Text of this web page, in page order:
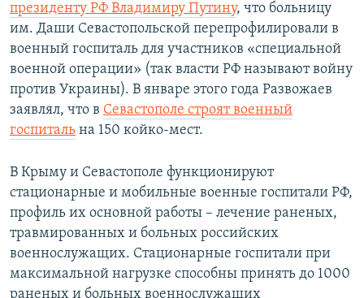
президенту РФ Владимиру Путину, что больницу
им. Даши Севастопольской перепрофилировали в
военный госпиталь для участников «специальной
военной операции» (так власти РФ называют войну
против Украины). В январе этого года Развожаев
заявлял, что в Севастополе строят военный
госпиталь на 150 койко-мест.
В Крыму и Севастополе функционируют
стационарные и мобильные военные госпитали РФ,
профиль их основной работы – лечение раненых,
травмированных и больных российских
военнослужащих. Стационарные госпитали при
максимальной нагрузке способны принять до 1000
раненых и больных военнослужащих